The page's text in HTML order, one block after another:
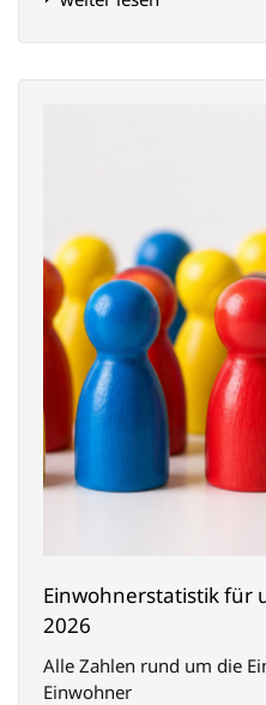
Einwohnerstatistik für
2026
Alle Zahlen rund um die
Einwohner